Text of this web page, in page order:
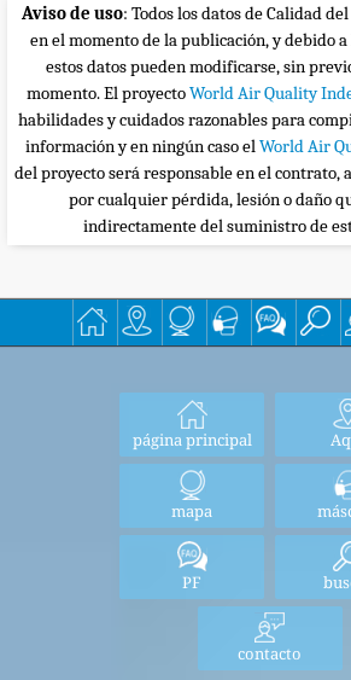
Aviso de uso: Todos los datos de Calidad
en el momento de la publicación, y debido
estos datos pueden modificarse, sin
momento. El proyectoWorld Air Quality
habilidades y cuidados razonables para
información y en ningún caso elWorld Air
del proyecto será responsable en el contrato,
por cualquier pérdida, lesión o daño
indirectamente del suministro de
página principal
mapa
PF
contacto